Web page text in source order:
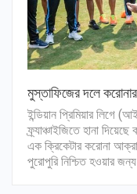
মুস্তাফিজের দলে করোনার
ইন্ডিয়ান প্রিমিয়ার লিগে
ফ্র্যাঞ্চাইজিতে হানা
এক ক্রিকেটার করোনা
পুরোপুরি নিশ্চিত হওয়ার জন্য